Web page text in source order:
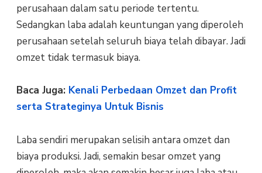
perusahaan dalam satu periode tertentu.
Sedangkan laba adalah keuntungan yang diperoleh
perusahaan setelah seluruh biaya telah dibayar. Jadi
omzet tidak termasuk biaya.
Baca Juga: Kenali Perbedaan Omzet dan Profit
serta Strateginya Untuk Bisnis
Laba sendiri merupakan selisih antara omzet dan
biaya produksi. Jadi, semakin besar omzet yang